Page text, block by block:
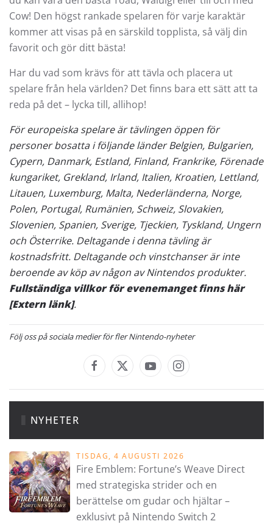
Cow! Den högst rankade spelaren för varje karaktär
kommer att visas på en särskild topplista, så välj din
favorit och gör ditt bästa!
Har du vad som krävs för att tävla och placera ut
spelare från hela världen? Det finns bara ett sätt att ta
reda på det – lycka till, allihop!
För europeiska spelare är tävlingen öppen för
personer bosatta i följande länder Belgien, Bulgarien,
Cypern, Danmark, Estland, Finland, Frankrike, Förenade
kungariket, Grekland, Irland, Italien, Kroatien, Lettland,
Litauen, Luxemburg, Malta, Nederländerna, Norge,
Polen, Portugal, Rumänien, Schweiz, Slovakien,
Slovenien, Spanien, Sverige, Tjeckien, Tyskland, Ungern
och Österrike. Deltagande i denna tävling är
kostnadsfritt. Deltagande och vinstchanser är inte
beroende av köp av någon av Nintendos produkter.
Fullständiga villkor för evenemanget finns här
[Extern länk].
Följ oss på sociala medier för fler Nintendo-nyheter
NYHETER
TISDAG, 4 AUGUSTI 2026
Fire Emblem: Fortune’s Weave Direct
med strategiska strider och en
berättelse om gudar och hjältar –
exklusivt på Nintendo Switch 2